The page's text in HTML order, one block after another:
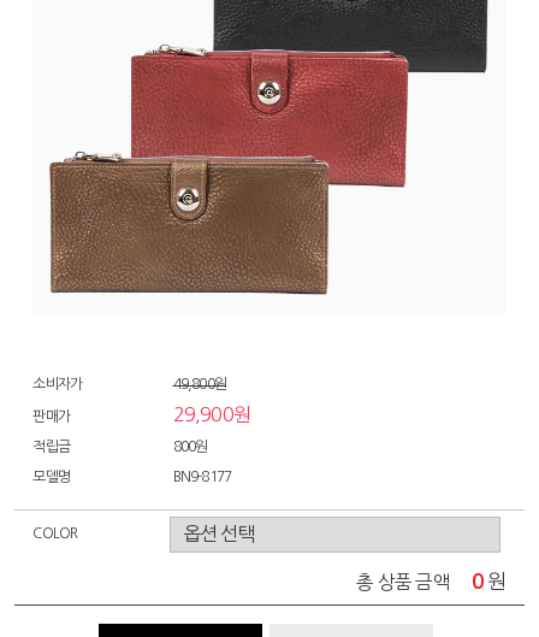
소비자가 49,800원
판매가 29,900원
적립금 800원
모델명 BN9-8177
COLOR
총 상품 금액 0 원